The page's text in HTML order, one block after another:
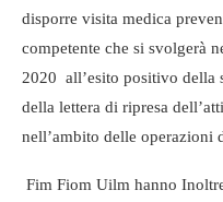
disporre visita medica
competente che si svolgerà
2020 all’esito positivo della
della lettera di ripresa
nell’ambito delle operazioni
Fim Fiom Uilm hanno